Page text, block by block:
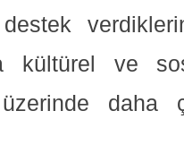
kültürel ve
üzerinde daha